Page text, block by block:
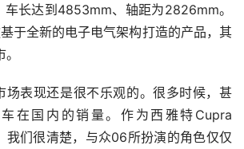
长达到4853mm、轴距为2826mm。
于全新的电子电气架构打造的产品，其
场表现还是很不乐观的。很多时候，甚
在国内的销量。作为西雅特Cupra
我们很清楚，与众06所扮演的角色仅仅